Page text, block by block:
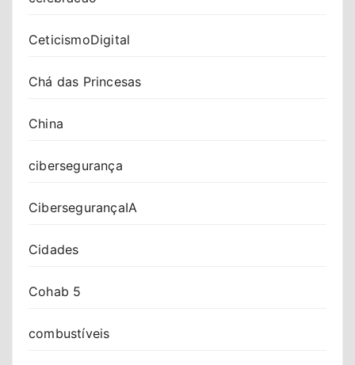
CeticismoDigital
Chá das Princesas
China
cibersegurança
CibersegurançaIA
Cidades
Cohab 5
combustíveis